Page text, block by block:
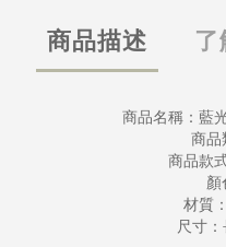
商品描述 了
商品名稱：藍
商品
商品款
顏
材質
尺寸